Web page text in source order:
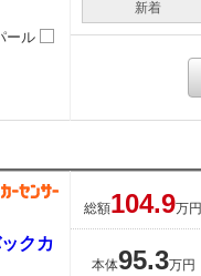
ール
新着
クカ
総額104.9万円
本体95.3万円